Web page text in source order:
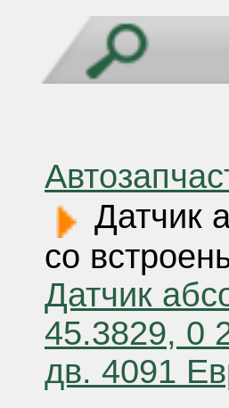
Датчик
со
Датчик
45.3829, 0
дв. 4091